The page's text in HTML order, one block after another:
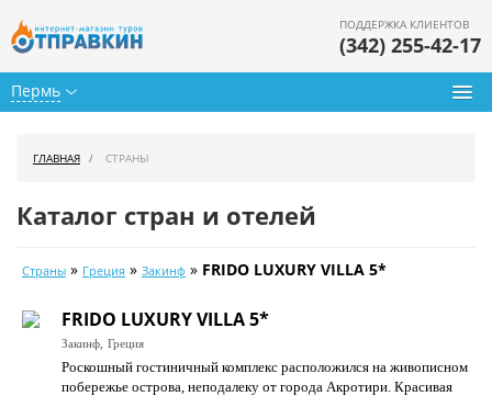
Пермь
ПОДДЕРЖКА КЛИЕНТОВ
(342) 255-42-17
Календарь туров
Цены дня
Страны
ГЛАВНАЯ СТРАНЫ
Каталог стран и отелей
Страны » Греция » Закинф » FRIDO LUXURY VILLA 5*
FRIDO LUXURY VILLA 5*
Закинф, Греция
Роскошный гостиничный комплекс расположился на живописном
побережье острова, неподалеку от города Акротири. Красивая